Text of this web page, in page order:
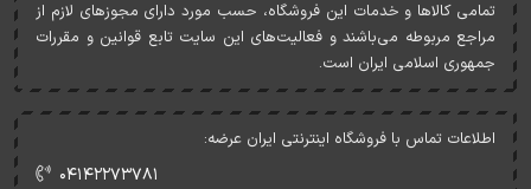
تمامی کالاها و خدمات اين فروشگاه، حسب مورد دارای مجوزهای لازم از
مراجع مربوطه می‌باشند و فعاليت‌های اين سايت تابع قوانين و مقررات
جمهوری اسلامی ايران است.
اطلاعات تماس با فروشگاه اینترنتی ایران عرضه:
۰۴۱۴۲۲۷۳۷۸۱